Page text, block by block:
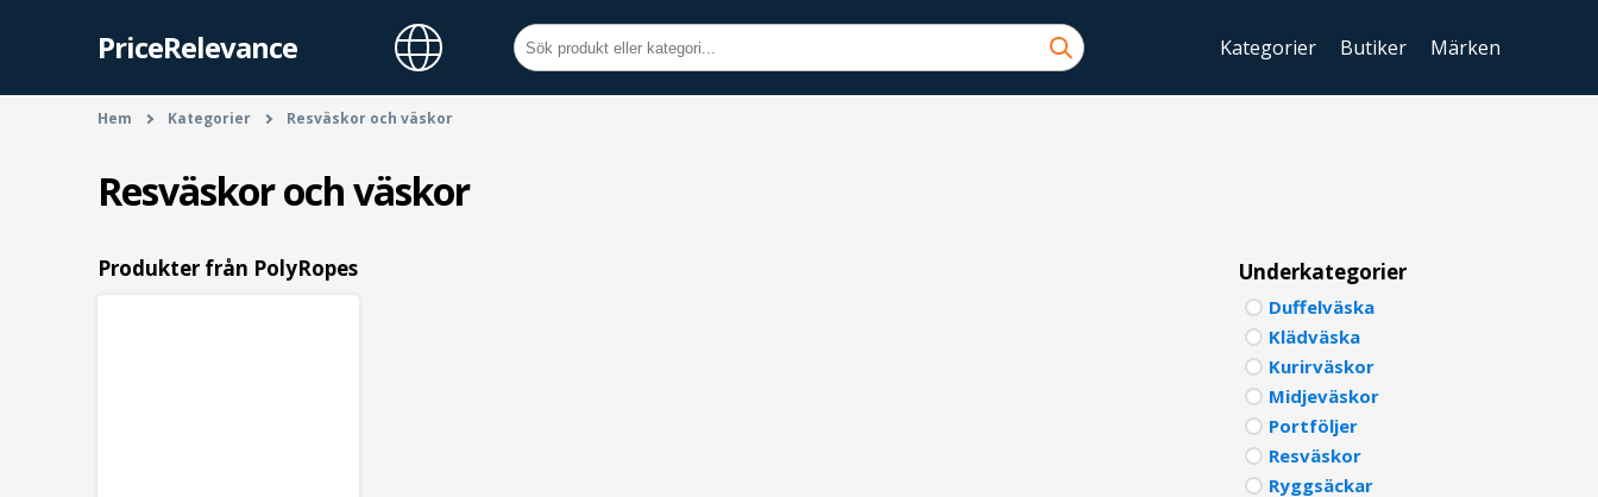
PriceRelevance Kategorier Butiker Märken
Hem Kategorier Resväskor och väskor
Resväskor och väskor
Produkter från PolyRopes Underkategorier
Duffelväska
Klädväska
Kurirväskor
Midjeväskor
Portföljer
Resväskor
Ryggsäckar